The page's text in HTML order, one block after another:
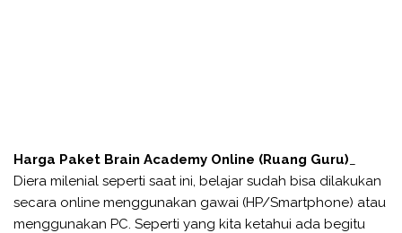
Harga Paket Brain Academy Online (Ruang Guru)
Diera milenial seperti saat ini, belajar sudah bisa dilakukan
secara online menggunakan gawai (HP/Smartphone) atau
menggunakan PC. Seperti yang kita ketahui ada begitu